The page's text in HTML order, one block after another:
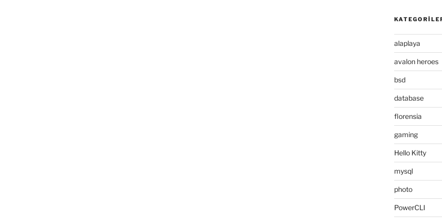
alaplaya
avalon heroes
bsd
database
florensia
gaming
Hello Kitty
mysql
photo
PowerCLI